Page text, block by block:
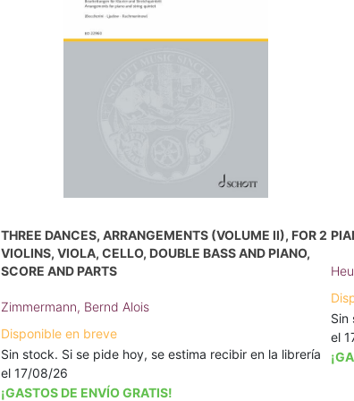
THREE DANCES, ARRANGEMENTS (VOLUME II), FOR 2
VIOLINS, VIOLA, CELLO, DOUBLE BASS AND PIANO,
SCORE AND PARTS
Zimmermann, Bernd Alois
Disponible en breve
Sin stock. Si se pide hoy, se estima recibir en la librería
el 17/08/26
¡GASTOS DE ENVÍO GRATIS!
Sin
el